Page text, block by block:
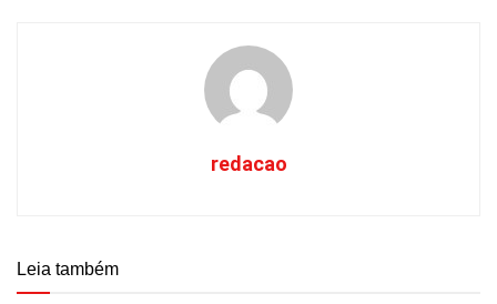
redacao
Leia também